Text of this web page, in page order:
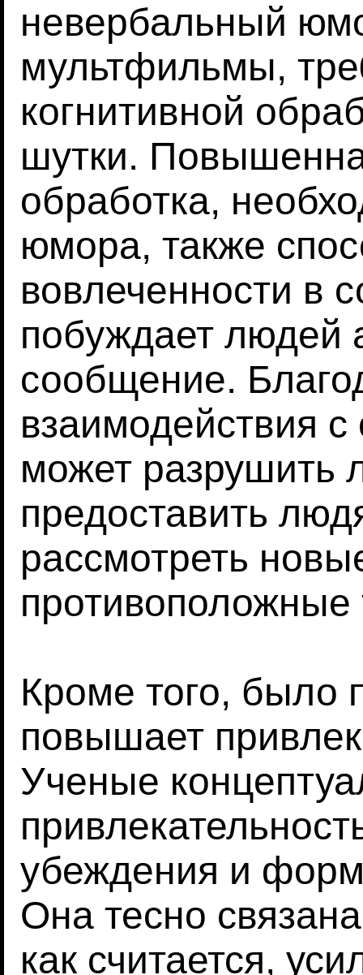
невербальный
мультфильмы,
когнитивной
шутки.
обработка,
юмора, также
вовлеченности в
побуждает людей
сообщение.
взаимодействия
может разрушить
предоставить
рассмотреть
противоположные
Кроме того, было
повышает
Ученые
убеждения и
Она тесно
как считается,